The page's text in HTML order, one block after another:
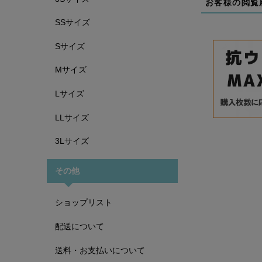
SSサイズ
Sサイズ
Mサイズ
Lサイズ
LLサイズ
3Lサイズ
その他
ショップリスト
配送について
送料・お支払いについて
お客様の閲覧